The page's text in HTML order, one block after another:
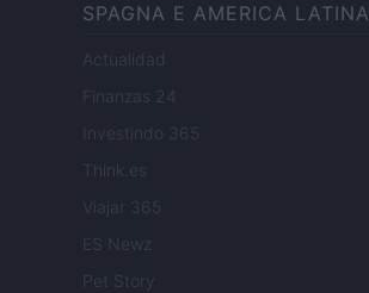
SPAGNA E AMERICA LATINA
Actualidad
Finanzas 24
Investindo 365
Think.es
Viajar 365
ES Newz
Pet Story